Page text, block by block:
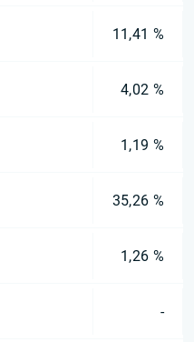
11,41 %
4,02 %
1,19 %
35,26 %
1,26 %
-